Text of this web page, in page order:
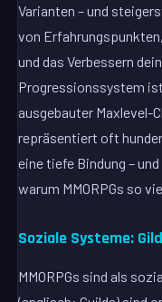
Varianten – und
von
und das Verbessern
Progressionssystem
ausgebauter Maxlevel-
repräsentiert oft
eine tiefe Bindung –
warum MMORPGs so
Soziale Systeme:
MMORPGs sind als